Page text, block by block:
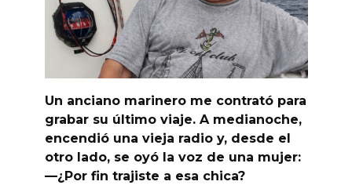
Un anciano marinero me contrató para
grabar su último viaje. A medianoche,
encendió una vieja radio y, desde el
otro lado, se oyó la voz de una mujer:
—¿Por fin trajiste a esa chica?